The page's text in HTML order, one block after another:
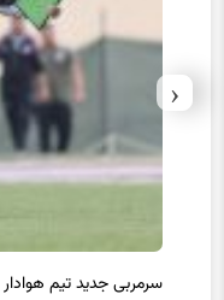
سرمربی جدید تیم
‹